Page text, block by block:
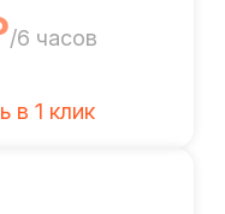
/6 часов
в 1 клик